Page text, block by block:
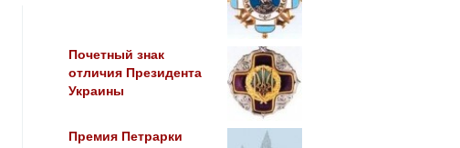
Почетный знак
отличия Президента
Украины
Премия Петрарки